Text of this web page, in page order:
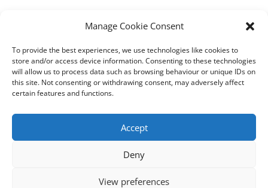
Manage Cookie Consent
To provide the best experiences, we use technologies like cookies to
store and/or access device information. Consenting to these technologies
will allow us to process data such as browsing behaviour or unique IDs on
this site. Not consenting or withdrawing consent, may adversely affect
certain features and functions.
Accept
Deny
View preferences